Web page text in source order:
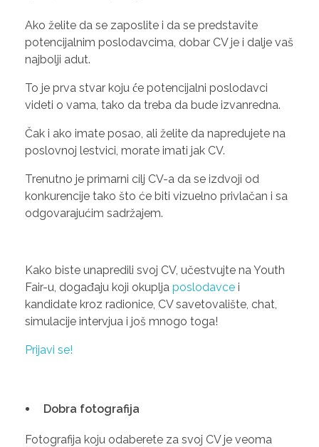
Ako želite da se zaposlite i da se predstavite
potencijalnim poslodavcima, dobar CV je i dalje vaš
najbolji adut.
To je prva stvar koju će potencijalni poslodavci
videti o vama, tako da treba da bude izvanredna.
Čak i ako imate posao, ali želite da napredujete na
poslovnoj lestvici, morate imati jak CV.
Trenutno je primarni cilj CV-a da se izdvoji od
konkurencije tako što će biti vizuelno privlačan i sa
odgovarajućim sadržajem.
Kako biste unapredili svoj CV, učestvujte na Youth
Fair-u, događaju koji okuplja poslodavce i
kandidate kroz radionice, CV savetovalište, chat,
simulacije intervjua i još mnogo toga!
Prijavi se!
Dobra fotografija
Fotografija koju odaberete za svoj CV je veoma